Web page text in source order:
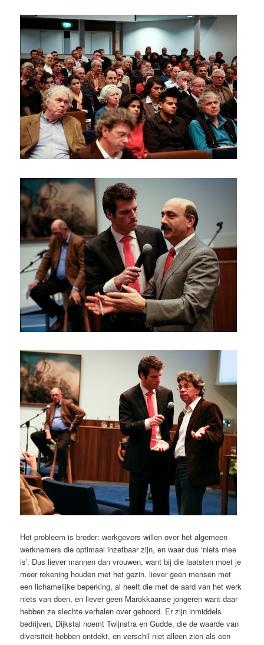
Het probleem is breder: werkgevers willen over het algemeen
werknemers die optimaal inzetbaar zijn, en waar dus ‘niets mee
is’. Dus liever mannen dan vrouwen, want bij die laatsten moet je
meer rekening houden met het gezin, liever geen mensen met
een lichamelijke beperking, al heeft die met de aard van het werk
niets van doen, en liever geen Marokkaanse jongeren want daar
hebben ze slechte verhalen over gehoord. Er zijn inmiddels
bedrijven, Dijkstal noemt Twijnstra en Gudde, die de waarde van
diversiteit hebben ontdekt, en verschil niet alleen zien als een